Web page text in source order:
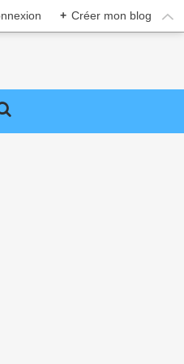
+ Créer mon blog